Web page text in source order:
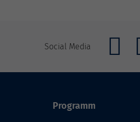
Social Media
Programm